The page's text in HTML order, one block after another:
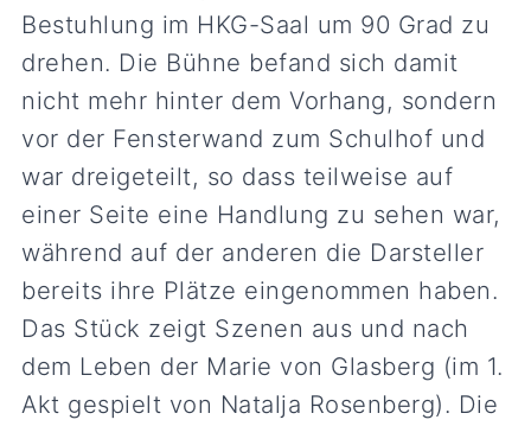
Bestuhlung im HKG-Saal um 90 Grad zu
drehen. Die Bühne befand sich damit
nicht mehr hinter dem Vorhang, sondern
vor der Fensterwand zum Schulhof und
war dreigeteilt, so dass teilweise auf
einer Seite eine Handlung zu sehen war,
während auf der anderen die Darsteller
bereits ihre Plätze eingenommen haben.
Das Stück zeigt Szenen aus und nach
dem Leben der Marie von Glasberg (im 1.
Akt gespielt von Natalja Rosenberg). Die